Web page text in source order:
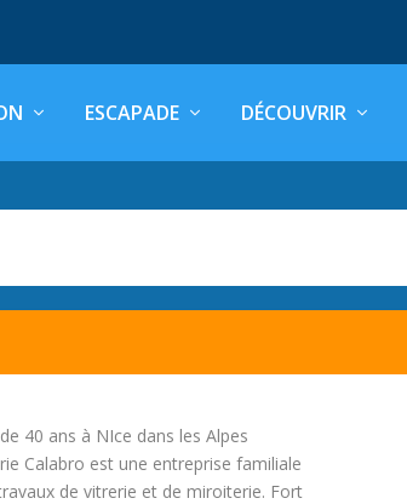
ESCAPADE DÉCOUVRIR
40 ans à NIce dans les Alpes
Calabro est une entreprise familiale
de vitrerie et de miroiterie. Fort